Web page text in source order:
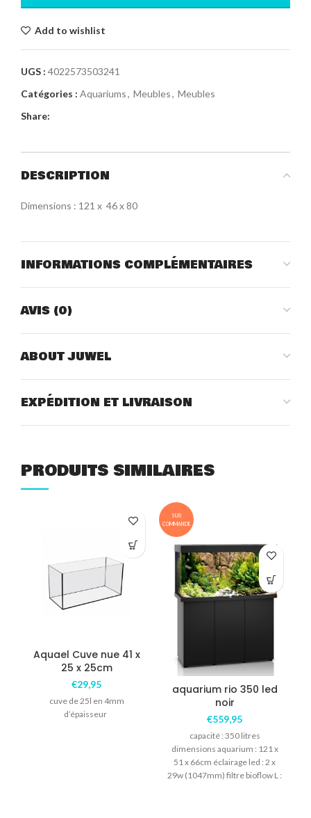
Add to wishlist
UGS : 4022573503241
Catégories : Aquariums, Meubles, Meubles
Share:
DESCRIPTION
Dimensions : 121 x 46 x 80
INFORMATIONS COMPLÉMENTAIRES
AVIS (0)
ABOUT JUWEL
EXPÉDITION ET LIVRAISON
PRODUITS SIMILAIRES
Aquael Cuve nue 41 x
25 x 25cm
€29,95
cuve de 25l en 4mm
d’épaisseur
SUR
COMMANDE
aquarium rio 350 led
noir
€559,95
capacité : 350 litres
dimensions aquarium : 121 x
51 x 66cm éclairage led : 2 x
29w (1047mm) filtre bioflow L :